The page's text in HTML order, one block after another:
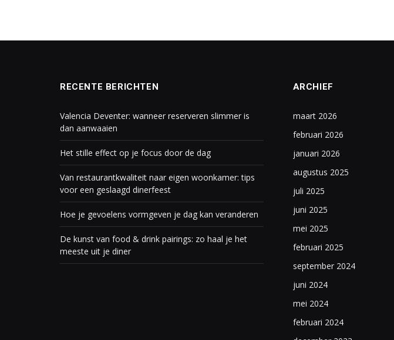
RECENTE BERICHTEN
Valencia Deventer: wanneer reserveren slimmer is
dan aanwaaien
Het stille effect op je focus door de dag
Van restaurantkwaliteit naar eigen woonkamer: tips
voor een geslaagd dinerfeest
Hoe je gevoelens vormgeven je dag kan veranderen
De kunst van food & drink pairings: zo haal je het
meeste uit je diner
ARCHIEF
maart 2026
februari 2026
januari 2026
augustus 2025
juli 2025
juni 2025
mei 2025
februari 2025
september 2024
juni 2024
mei 2024
februari 2024